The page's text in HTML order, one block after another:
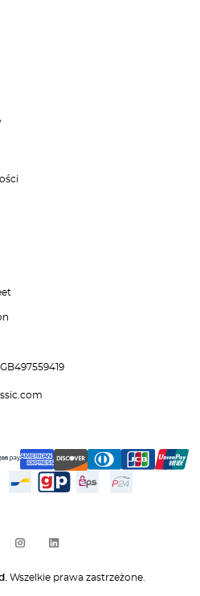
Wszelkie prawa zastrzeżone.